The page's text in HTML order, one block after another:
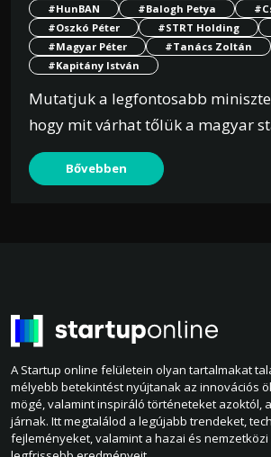
#HunBAN #Balogh Petya
#Oszkó Péter
#STRT Holding
#Magyar Péter
#Tanács Zoltán
#Kapitány István
Mutatjuk a legfontosabb
hogy mit várhat tőlük a magyar
Bővebben
A Startup online felületein olyan tartalmakat
mélyebb betekintést nyújtanak az innovációs
mögé, valamint inspiráló történeteket azoktól,
járnak. Itt megtalálod a legújabb trendeket,
fejleményeket, valamint a hazai és